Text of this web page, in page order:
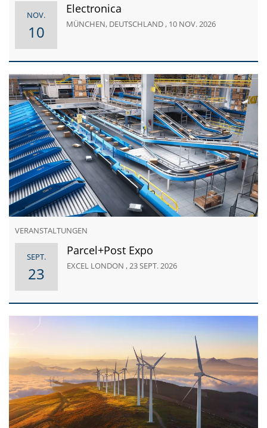
NOV.
10
Electronica
MÜNCHEN, DEUTSCHLAND , 10 NOV. 2026
VERANSTALTUNGEN
SEPT.
23
Parcel+Post Expo
EXCEL LONDON , 23 SEPT. 2026